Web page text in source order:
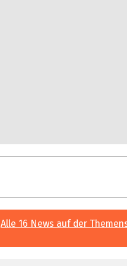
Alle 16 News auf der